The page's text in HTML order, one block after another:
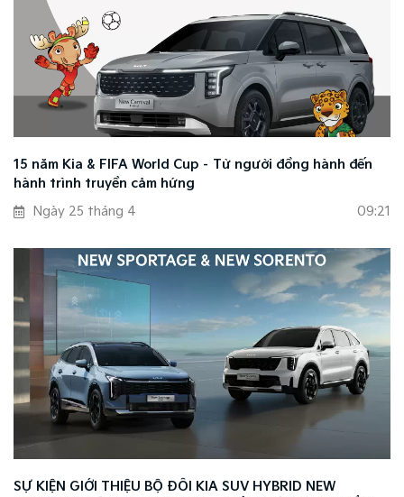
15 năm Kia & FIFA World Cup – Từ người đồng hành đến
hành trình truyền cảm hứng
Ngày 25 tháng 4
09:21
SỰ KIỆN GIỚI THIỆU BỘ ĐÔI KIA SUV HYBRID NEW